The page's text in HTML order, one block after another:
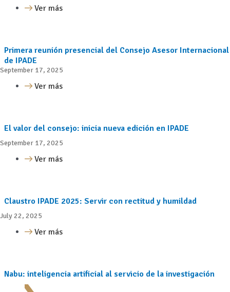
Ver más
Primera reunión presencial del Consejo Asesor Internacional
de IPADE
September 17, 2025
Ver más
El valor del consejo: inicia nueva edición en IPADE
September 17, 2025
Ver más
Claustro IPADE 2025: Servir con rectitud y humildad
July 22, 2025
Ver más
Nabu: inteligencia artificial al servicio de la investigación